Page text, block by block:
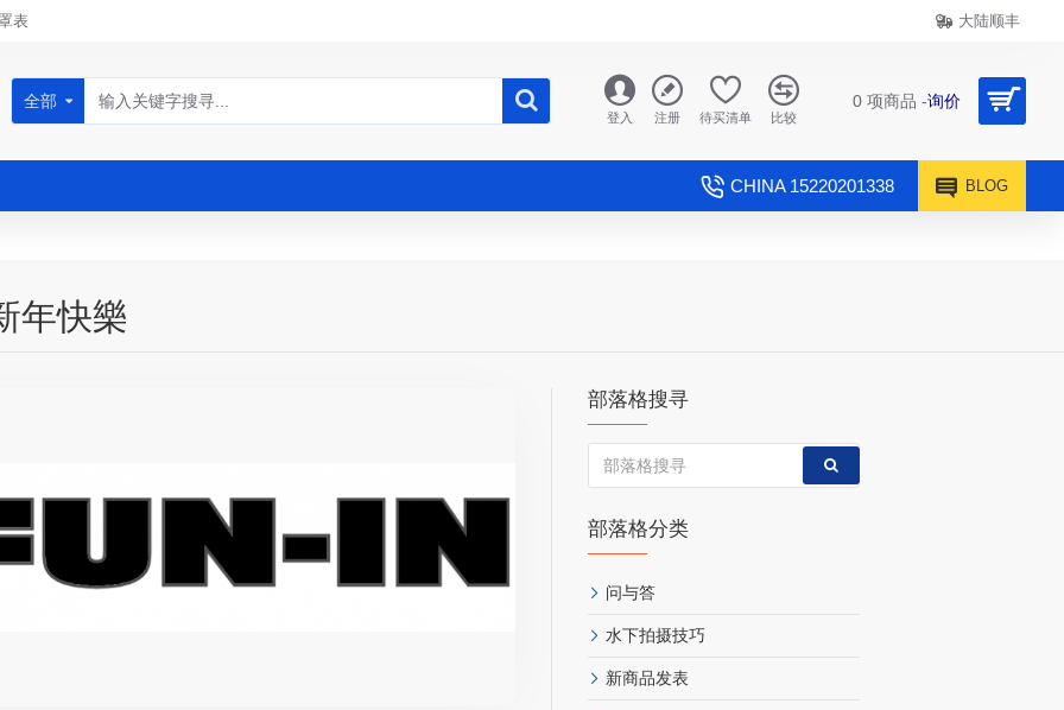
表 大陆顺丰
全部
登入 注册 待买清单 比较
0 项商品 -询价
CHINA 15220201338 BLOG
年快樂
部落格搜寻
部落格分类
问与答
水下拍摄技巧
新商品发表